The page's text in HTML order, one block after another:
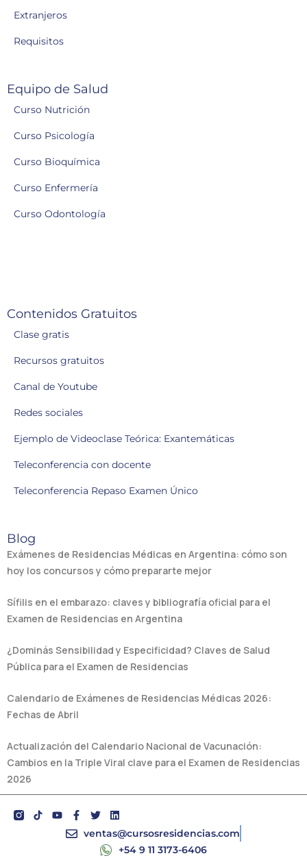
Extranjeros
Requisitos
Equipo de Salud
Curso Nutrición
Curso Psicología
Curso Bioquímica
Curso Enfermería
Curso Odontología
Contenidos Gratuitos
Clase gratis
Recursos gratuitos
Canal de Youtube
Redes sociales
Ejemplo de Videoclase Teórica: Exantemáticas
Teleconferencia con docente
Teleconferencia Repaso Examen Único
Blog
Exámenes de Residencias Médicas en Argentina: cómo son
hoy los concursos y cómo prepararte mejor
Sífilis en el embarazo: claves y bibliografía oficial para el
Examen de Residencias en Argentina
¿Dominás Sensibilidad y Especificidad? Claves de Salud
Pública para el Examen de Residencias
Calendario de Exámenes de Residencias Médicas 2026:
Fechas de Abril
Actualización del Calendario Nacional de Vacunación:
Cambios en la Triple Viral clave para el Examen de Residencias
2026
Y
o
F
a
c
T
w
i
L
i
n
e
ventas@cursosresidencias.com
+54 9 11 3173-6406